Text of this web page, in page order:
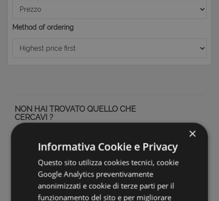
Method of ordering
NON HAI TROVATO QUELLO CHE
CERCAVI ?
Registrati alla nostra newsletter e imposta i parametri
della tua ricerca e ti comunicheremo se ci sono novità su
quello che stai cercando.
Il servizio è completamente GRATUITO e potrai cancellarti
×
Informativa Cookie e Privacy
Questo sito utilizza cookies tecnici, cookie
Google Analytics preventivamente
anonimizzati e cookie di terze parti per il
funzionamento del sito e per migliorare